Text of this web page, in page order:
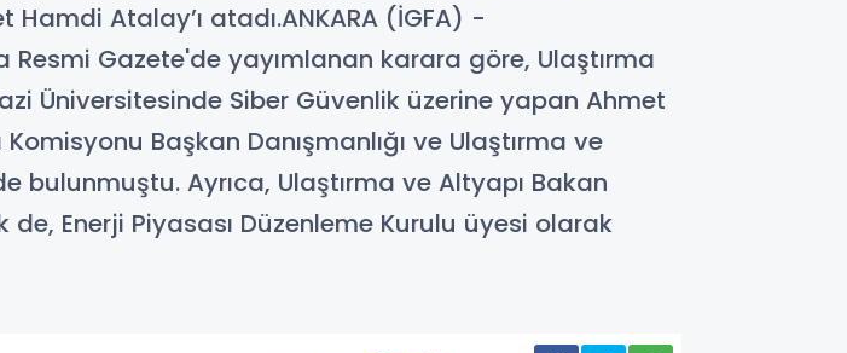
Atalay’ı atadı.ANKARA (İGFA) -
Resmi Gazete'de yayımlanan karara göre, Ulaştırma
Üniversitesinde Siber Güvenlik üzerine yapan Ahmet
Başkan Danışmanlığı ve Ulaştırma ve
bulunmuştu. Ayrıca, Ulaştırma ve Altyapı Bakan
de, Enerji Piyasası Düzenleme Kurulu üyesi olarak